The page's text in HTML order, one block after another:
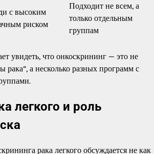
с высоким
риском
Подходит не всем, а
только отдельным
группам
увидеть, что онкоскрининг — это не
рака”, а несколько разных программ с
легкого и роль
рака легкого обсуждается не как